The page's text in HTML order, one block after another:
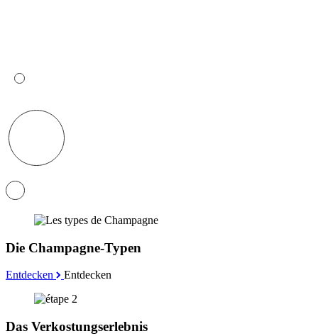
Die Champagne-Typen
Entdecken Entdecken
Das Verkostungserlebnis